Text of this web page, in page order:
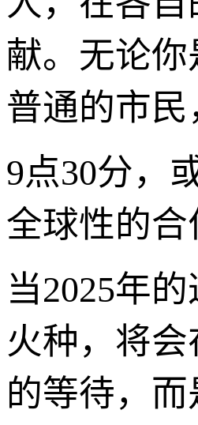
献。无论
普通的市
9点30分，
全球性的
当2025年
火种，将
的等待，